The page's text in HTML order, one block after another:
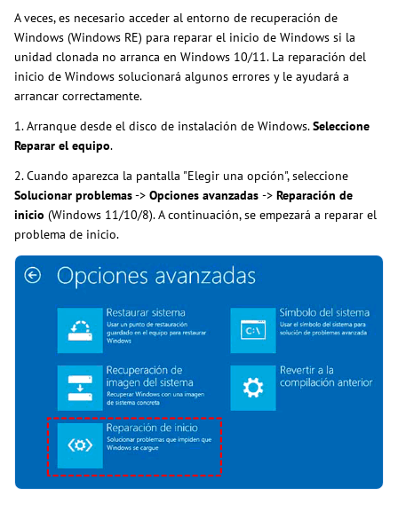
A veces, es necesario acceder al entorno de recuperación de
Windows (Windows RE) para reparar el inicio de Windows si la
unidad clonada no arranca en Windows 10/11. La reparación del
inicio de Windows solucionará algunos errores y le ayudará a
arrancar correctamente.
1. Arranque desde el disco de instalación de Windows.Seleccione
Reparar el equipo.
2. Cuando aparezca la pantalla "Elegir una opción", seleccione
Solucionar problemas-> Opciones avanzadas -> Reparación de
inicio (Windows 11/10/8). A continuación, se empezará a reparar el
problema de inicio.